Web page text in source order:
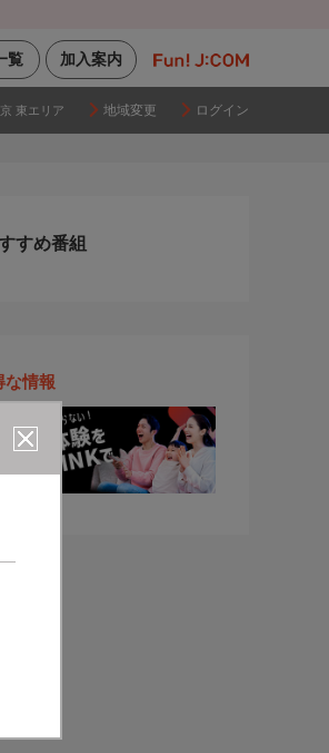
加入案内
覧
東エリア 地域変更 ログイン
すめ番組
な情報